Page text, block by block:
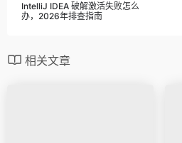
IntelliJ IDEA 破解激活失败怎么
办，2026年排查指南
相关文章